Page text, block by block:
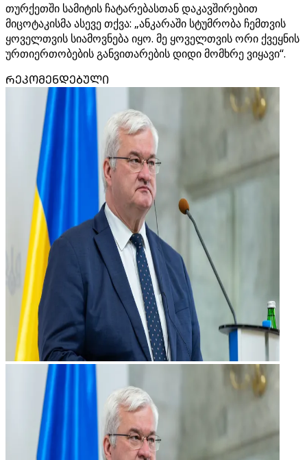
თურქეთში სამიტის ჩატარებასთან დაკავშირებით
მიცოტაკისმა ასევე თქვა: „ანკარაში სტუმრობა ჩემთვის
ყოველთვის სიამოვნება იყო. მე ყოველთვის ორი ქვეყნის
ურთიერთობების განვითარების დიდი მომხრე ვიყავი“.
ᲠᲔᲙᲝᲛᲔᲜᲓᲔᲑᲣᲚᲘ